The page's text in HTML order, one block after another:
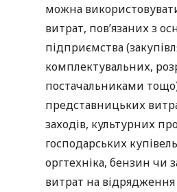
можна
витрат, пов’язаних з
підприємства
комплектувальних,
постачальниками
представницьких
заходів, культурних
господарських
оргтехніка, бензин чи
витрат на відрядження